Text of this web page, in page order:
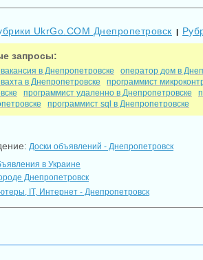
UkrGo.COM Днепропетровск
запросы:
в Днепропетровске
оператор дом в
в Днепропетровске
программист
программист удаленно в Днепропетровске
программист sql в Днепропетровске
Доски объявлений - Днепропетровск
в Украине
Днепропетровск
IT, Интернет - Днепропетровск